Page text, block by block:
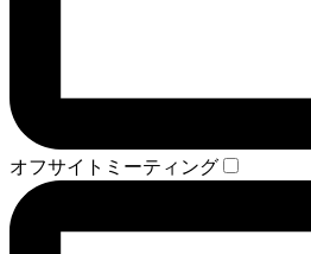
オフサイトミーティング